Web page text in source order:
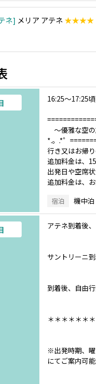
ネ メリア アテネ ★★★★
16:25～17:25
～優雅な空
*.。.*゜
行き又はお帰
追加料金は、
出発日や空席
追加料金は、
宿泊 機中泊
アテネ到着後
サントリーニ
到着後、自由
＊＊＊＊＊＊
※出発時期、
にてご案内可